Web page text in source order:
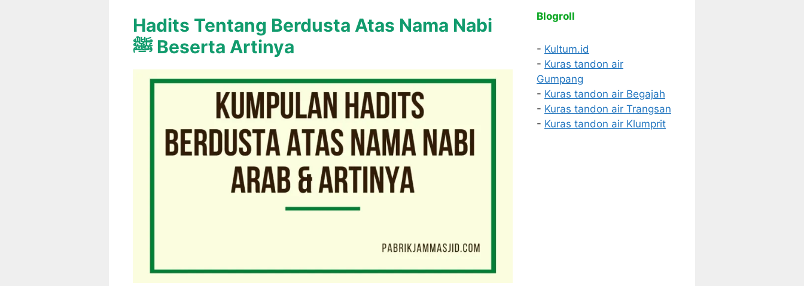
Hadits Tentang Berdusta Atas Nama Nabi
ﷺ Beserta Artinya
Blogroll
- Kultum.id
- Kuras tandon air
Gumpang
- Kuras tandon air Begajah
- Kuras tandon air Trangsan
- Kuras tandon air Klumprit